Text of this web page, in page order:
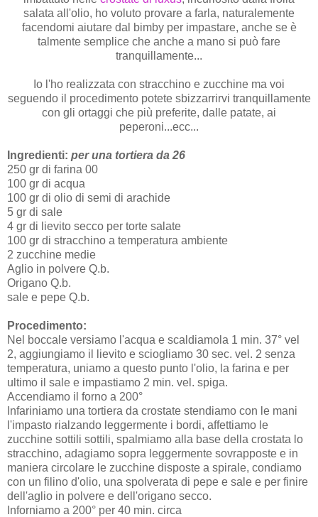
salata all'olio, ho voluto provare a farla, naturalemente
facendomi aiutare dal bimby per impastare, anche se è
talmente semplice che anche a mano si può fare
tranquillamente...
Io l'ho realizzata con stracchino e zucchine ma voi
seguendo il procedimento potete sbizzarrirvi tranquillamente
con gli ortaggi che più preferite, dalle patate, ai
peperoni...ecc...
Ingredienti: per una tortiera da 26
250 gr di farina 00
100 gr di acqua
100 gr di olio di semi di arachide
5 gr di sale
4 gr di lievito secco per torte salate
100 gr di stracchino a temperatura ambiente
2 zucchine medie
Aglio in polvere Q.b.
Origano Q.b.
sale e pepe Q.b.
Procedimento:
Nel boccale versiamo l'acqua e scaldiamola 1 min. 37° vel
2, aggiungiamo il lievito e sciogliamo 30 sec. vel. 2 senza
temperatura, uniamo a questo punto l'olio, la farina e per
ultimo il sale e impastiamo 2 min. vel. spiga.
Accendiamo il forno a 200°
Infariniamo una tortiera da crostate stendiamo con le mani
l'impasto rialzando leggermente i bordi, affettiamo le
zucchine sottili sottili, spalmiamo alla base della crostata lo
stracchino, adagiamo sopra leggermente sovrapposte e in
maniera circolare le zucchine disposte a spirale, condiamo
con un filino d'olio, una spolverata di pepe e sale e per finire
dell'aglio in polvere e dell'origano secco.
Inforniamo a 200° per 40 min. circa